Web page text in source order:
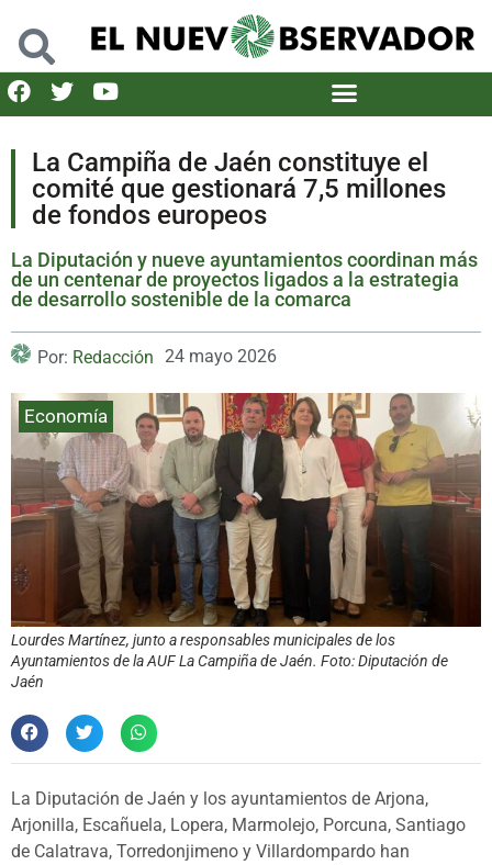
La Campiña de Jaén constituye el
comité que gestionará 7,5 millones
de fondos europeos
La Diputación y nueve ayuntamientos coordinan más
de un centenar de proyectos ligados a la estrategia
de desarrollo sostenible de la comarca
Por: Redacción 24 mayo 2026
Economía
Lourdes Martínez, junto a responsables municipales de los
Ayuntamientos de la AUF La Campiña de Jaén. Foto: Diputación de
Jaén
La Diputación de Jaén y los ayuntamientos de Arjona,
Arjonilla, Escañuela, Lopera, Marmolejo, Porcuna, Santiago
de Calatrava, Torredonjimeno y Villardompardo han